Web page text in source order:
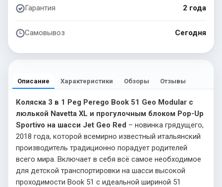
Гарантия 2 года
Самовывоз Сегодня
Описание Характеристики Обзоры Отзывы
Коляска 3 в 1 Peg Perego Book 51 Geo Modular с
люлькой Navetta XL и прогулочным блоком Pop-Up
Sportivo на шасси Jet Geo Red – новинка грядущего,
2018 года, которой всемирно известный итальянский
производитель традиционно порадует родителей
всего мира. Включает в себя всё самое необходимое
для детской транспортировки на шасси высокой
проходимости Book 51 с идеальной шириной 51